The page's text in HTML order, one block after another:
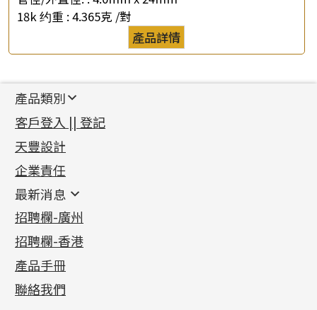
18k 约重 : 4.365克 /對
產品詳情
產品類別
新產品
足金系列
足金配件
機織鏈系列
珠仔鏈
镶口链
管狀網鏈
十字車花鏈系列
十字閃O鏈系列
十字錘打鏈系列
側身車花鏈系列
側身鏈系列
首飾配件
耳環類配件
卷迫系列
螺絲迫系列
梅花迫系列
平臺迫系列
綫拍系列
美拍系列
鏈類配件
動感車花吊墜
調節珠系列
生圈扣系列
龍蝦扣系列
鴨俐制系列
其他類配件
珠盤系列
袖口鈕系列
焊片及鐳射綫
空心車花管
珠類配件
無孔光身珠
空心光身珠
無孔批花珠
鑲口類
四爪頭系列
六爪頭系列
車花片
動感車花片
鑲口戒指
鑲口手鏈系列
首飾系列
手镯系列
戒指系列
空心耳環
空心车花管首饰链
空心手鐲系列
貴金屬原料
千足金
記憶金屬系列
記憶戒指
拉簧珠珠手鏈
記憶鈦手鐲
客戶登入 || 登記
天豐設計
企業責任
最新消息
最新消息
各項證書(2)
相片集(9)
展覽會資訊
最新產品資訊
招聘欄-廣州
招聘欄-香港
產品手冊
聯絡我們